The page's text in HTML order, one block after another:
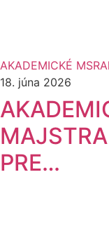
AKADEMICKÉ MSR
18. júna 2026
PRE…